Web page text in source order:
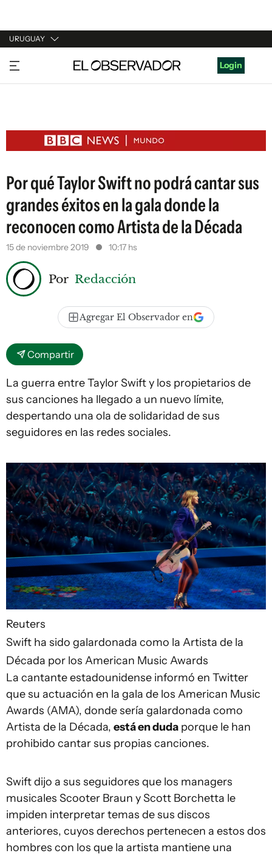
URUGUAY
URUGUAY
ARGENTINA
ESTADOS UNIDOS
Login
Por qué Taylor Swift no podrá cantar sus
grandes éxitos en la gala donde la
reconocen como Artista de la Década
15 de noviembre 2019 10:17 hs
Por Redacción
Agregar El Observador en
Compartir
La guerra entre Taylor Swift y los propietarios de
sus canciones ha llegado a un nuevo límite,
despertando una ola de solidaridad de sus
seguidores en las redes sociales.
Reuters
Swift ha sido galardonada como la Artista de la
Década por los American Music Awards
La cantante estadounidense informó en Twitter
que su actuación en la gala de los American Music
Awards (AMA), donde sería galardonada como
Artista de la Década, está en duda porque le han
prohibido cantar sus propias canciones.
Swift dijo a sus seguidores que los managers
musicales Scooter Braun y Scott Borchetta le
impiden interpretar temas de sus discos
anteriores, cuyos derechos pertenecen a estos dos
hombres con los que la artista mantiene una